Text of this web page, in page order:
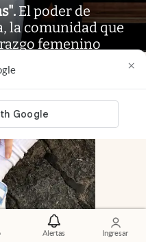
Alertas Ingresar
×
. El poder de
la comunidad que
femenino